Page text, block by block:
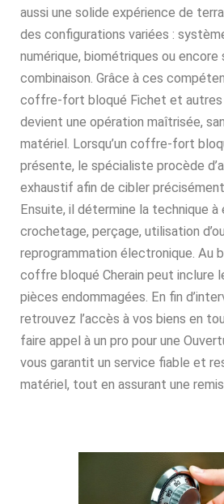
aussi une solide expérience de
des configurations variées :
numérique, biométriques ou encore
combinaison. Grâce à ces
coffre-fort bloqué Fichet et
devient une opération maîtrisée,
matériel. Lorsqu’un coffre-fort
présente, le spécialiste procède
exhaustif afin de cibler
Ensuite, il détermine la technique à
crochetage, perçage, utilisation
reprogrammation électronique. Au
coffre bloqué Cherain peut inclure
pièces endommagées. En fin
retrouvez l’accès à vos biens en
faire appel à un pro pour une
vous garantit un service fiable et
matériel, tout en assurant une